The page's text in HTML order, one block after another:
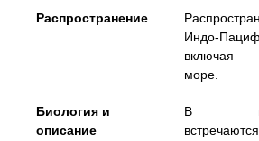
Распространение
Индо-
включая
море.
Биология и
описание
В